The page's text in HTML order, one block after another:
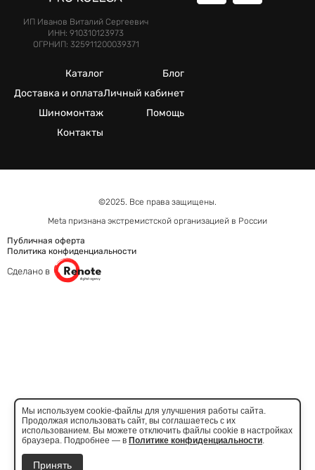
ИП Иванов Виталий Сергеевич
ИНН: 910310123973
ОГРНИП: 325911200039371
Каталог
Доставка и оплата
Шиномонтаж
Контакты
Блог
Личный кабинет
Помощь
©2025. Все права защищены.
Meta признана экстремистcкой организацией в России
Публичная оферта
Политика конфиденциальности
Сделано в
Мы используем cookie-файлы для улучшения работы сайта.
Продолжая использовать сайт, вы соглашаетесь с их
использованием. Вы можете отключить файлы cookie в настройках
браузера. Подробнее — в Политике конфиденциальности.
Принять